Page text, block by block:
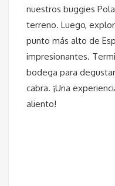
nuestros buggies
terreno. Luego,
punto más alto de
impresionantes.
bodega para
cabra. ¡Una
aliento!